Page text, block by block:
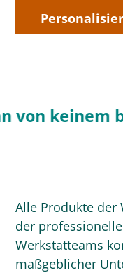
von keinem
Alle Produkte der
der
Werkstatteams
maßgeblicher